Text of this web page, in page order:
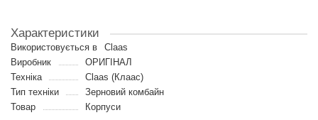
Характеристики
Використовується в
Claas
Виробник
ОРИГІНАЛ
Техніка
Claas (Клаас)
Тип техніки
Зерновий комбайн
Товар
Корпуси